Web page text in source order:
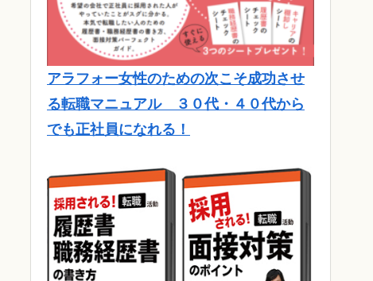
アラフォー女性のための次こそ成功させ
る転職マニュアル ３０代・４０代から
でも正社員になれる！